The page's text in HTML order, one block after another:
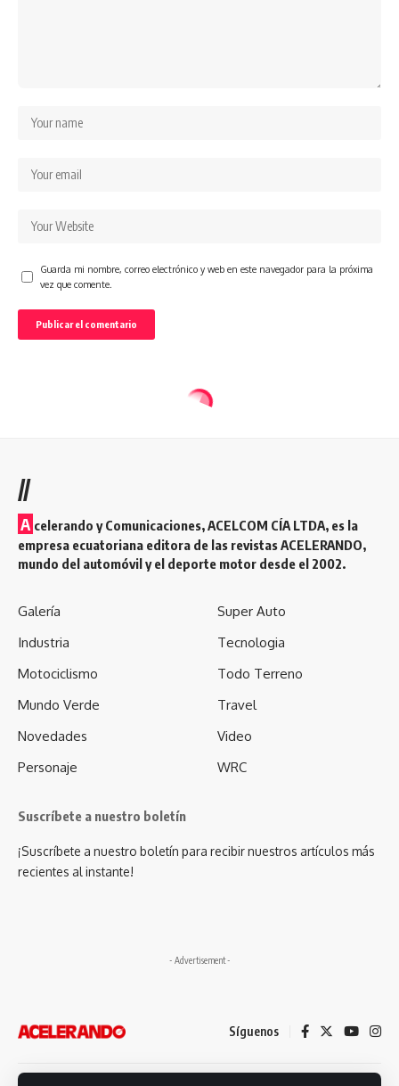
Guarda mi nombre, correo electrónico y web en este navegador para la próxima
vez que comente.
//
A celerando y Comunicaciones, ACELCOM CÍA LTDA, es la
empresa ecuatoriana editora de las revistas ACELERANDO,
mundo del automóvil y el deporte motor desde el 2002.
Galería
Industria
Motociclismo
Mundo Verde
Novedades
Personaje
Super Auto
Tecnologia
Todo Terreno
Travel
Video
WRC
Suscríbete a nuestro boletín
¡Suscríbete a nuestro boletín para recibir nuestros artículos más
recientes al instante!
- Advertisement -
Síguenos